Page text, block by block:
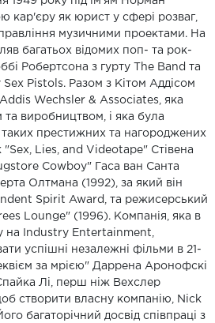
кар'єру як юрист у сфері розваг,
музичними проектами. На
багатьох відомих поп- та рок-
Робертсона з гурту The Band та
Pistols. Разом з Кітом Аддісом
Wechsler & Associates, яка
виробництвом, і яка була
престижних та нагороджених
"Sex, Lies, and Videotape" Стівена
Cowboy" Гаса ван Санта
Олтмана (1992), за який він
Spirit Award, та режисерський
Lounge" (1996). Компанія, яка в
на Industry Entertainment,
успішні незалежні фільми в 21-
за мрією" Даррена Аронофскі
Лі, перш ніж Вехслер
створити власну компанію, Nick
багаторічний досвід співпраці з